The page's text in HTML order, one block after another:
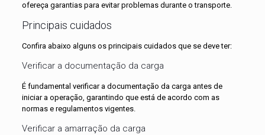
ofereça garantias para evitar problemas durante o transporte.
Principais cuidados
Confira abaixo alguns os principais cuidados que se deve ter:
Verificar a documentação da carga
É fundamental verificar a documentação da carga antes de
iniciar a operação, garantindo que está de acordo com as
normas e regulamentos vigentes.
Verificar a amarração da carga